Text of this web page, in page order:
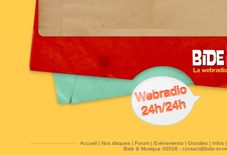
Accueil| Nos disques| Forum| Evénements| Goodies| Infos
Bide & Musique ©2026 - contact@bide-et-